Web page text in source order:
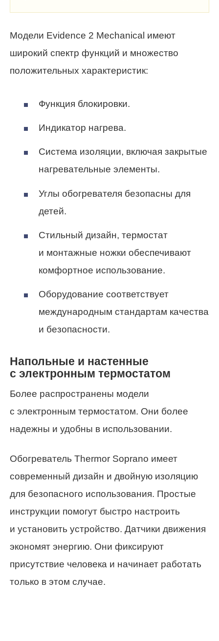
Модели Evidence 2 Mechanical имеют
широкий спектр функций и множество
положительных характеристик:
Функция блокировки.
Индикатор нагрева.
Система изоляции, включая закрытые
нагревательные элементы.
Углы обогревателя безопасны для
детей.
Стильный дизайн, термостат
и монтажные ножки обеспечивают
комфортное использование.
Оборудование соответствует
международным стандартам качества
и безопасности.
Напольные и настенные
с электронным термостатом
Более распространены модели
с электронным термостатом. Они более
надежны и удобны в использовании.
Обогреватель Thermor Soprano имеет
современный дизайн и двойную изоляцию
для безопасного использования. Простые
инструкции помогут быстро настроить
и установить устройство. Датчики движения
экономят энергию. Они фиксируют
присутствие человека и начинает работать
только в этом случае.